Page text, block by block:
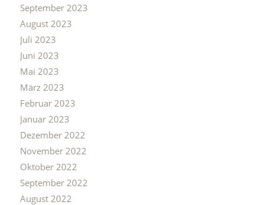
September 2023
August 2023
Juli 2023
Juni 2023
Mai 2023
März 2023
Februar 2023
Januar 2023
Dezember 2022
November 2022
Oktober 2022
September 2022
August 2022